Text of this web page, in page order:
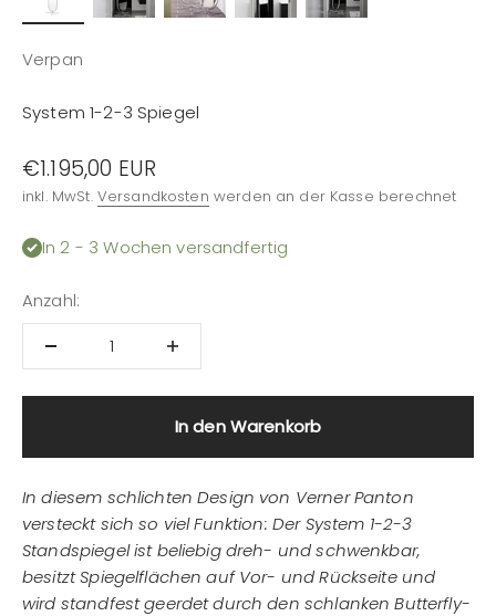
Verpan
System 1-2-3 Spiegel
Angebot
€1.195,00 EUR
inkl. MwSt. Versandkosten werden an der Kasse berechnet
In 2 - 3 Wochen versandfertig
Anzahl:
In den Warenkorb
In diesem schlichten Design von Verner Panton
versteckt sich so viel Funktion: Der System 1-2-3
Standspiegel ist beliebig dreh- und schwenkbar,
besitzt Spiegelflächen auf Vor- und Rückseite und
wird standfest geerdet durch den schlanken Butterfly-